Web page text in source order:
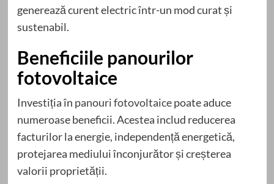
generează curent electric într-un mod curat și
sustenabil.
Beneficiile panourilor
fotovoltaice
Investiția în panouri fotovoltaicepoate aduce
numeroase beneficii. Acestea includ reducerea
facturilor la energie, independență energetică,
protejarea mediului înconjurător și creșterea
valorii proprietății.